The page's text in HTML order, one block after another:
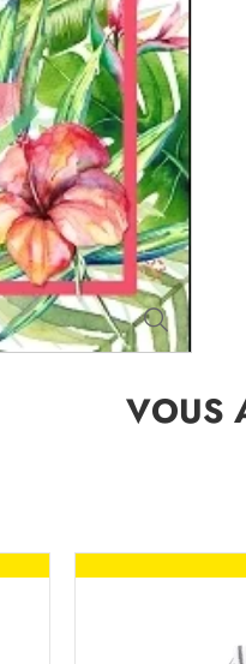
VOUS